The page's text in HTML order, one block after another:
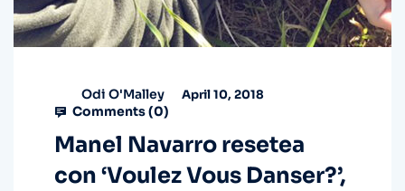
Odi O'Malley April 10, 2018
Comments (0)
Manel Navarro resetea
con ‘Voulez Vous Danser?’,